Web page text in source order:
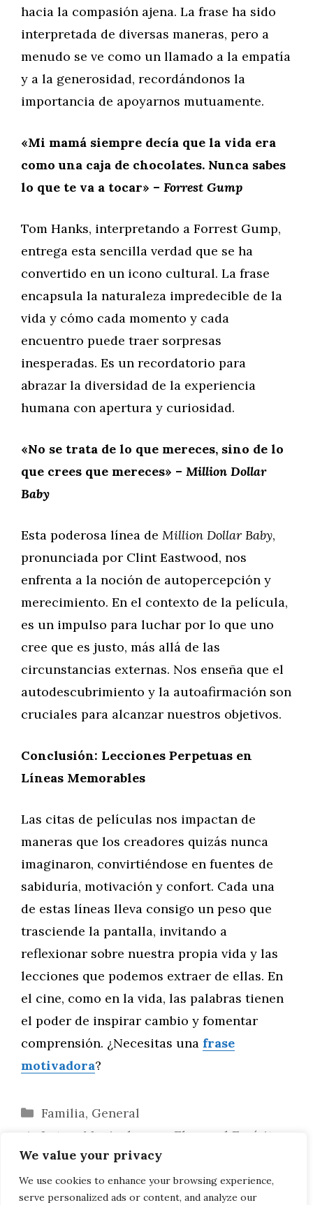
We value your privacy
We use cookies to enhance your browsing experience,
serve personalized ads or content, and analyze our
hacia la compasión ajena. La frase ha sido
interpretada de diversas maneras, pero a
menudo se ve como un llamado a la empatía
y a la generosidad, recordándonos la
importancia de apoyarnos mutuamente.
«Mi mamá siempre decía que la vida era
como una caja de chocolates. Nunca sabes
lo que te va a tocar» – Forrest Gump
Tom Hanks, interpretando a Forrest Gump,
entrega esta sencilla verdad que se ha
convertido en un icono cultural. La frase
encapsula la naturaleza impredecible de la
vida y cómo cada momento y cada
encuentro puede traer sorpresas
inesperadas. Es un recordatorio para
abrazar la diversidad de la experiencia
humana con apertura y curiosidad.
«No se trata de lo que mereces, sino de lo
que crees que mereces» – Million Dollar
Baby
Esta poderosa línea de Million Dollar Baby,
pronunciada por Clint Eastwood, nos
enfrenta a la noción de autopercepción y
merecimiento. En el contexto de la película,
es un impulso para luchar por lo que uno
cree que es justo, más allá de las
circunstancias externas. Nos enseña que el
autodescubrimiento y la autoafirmación son
cruciales para alcanzar nuestros objetivos.
Conclusión: Lecciones Perpetuas en
Líneas Memorables
Las citas de películas nos impactan de
maneras que los creadores quizás nunca
imaginaron, convirtiéndose en fuentes de
sabiduría, motivación y confort. Cada una
de estas líneas lleva consigo un peso que
trasciende la pantalla, invitando a
reflexionar sobre nuestra propia vida y las
lecciones que podemos extraer de ellas. En
el cine, como en la vida, las palabras tienen
el poder de inspirar cambio y fomentar
comprensión. ¿Necesitas una frase
motivadora?
Categorías
Familia, General
Letras Musicales que Elevan el Espíritu:
Frases Inspiradoras de Canciones
La Eterna Inspiración de la Literatura